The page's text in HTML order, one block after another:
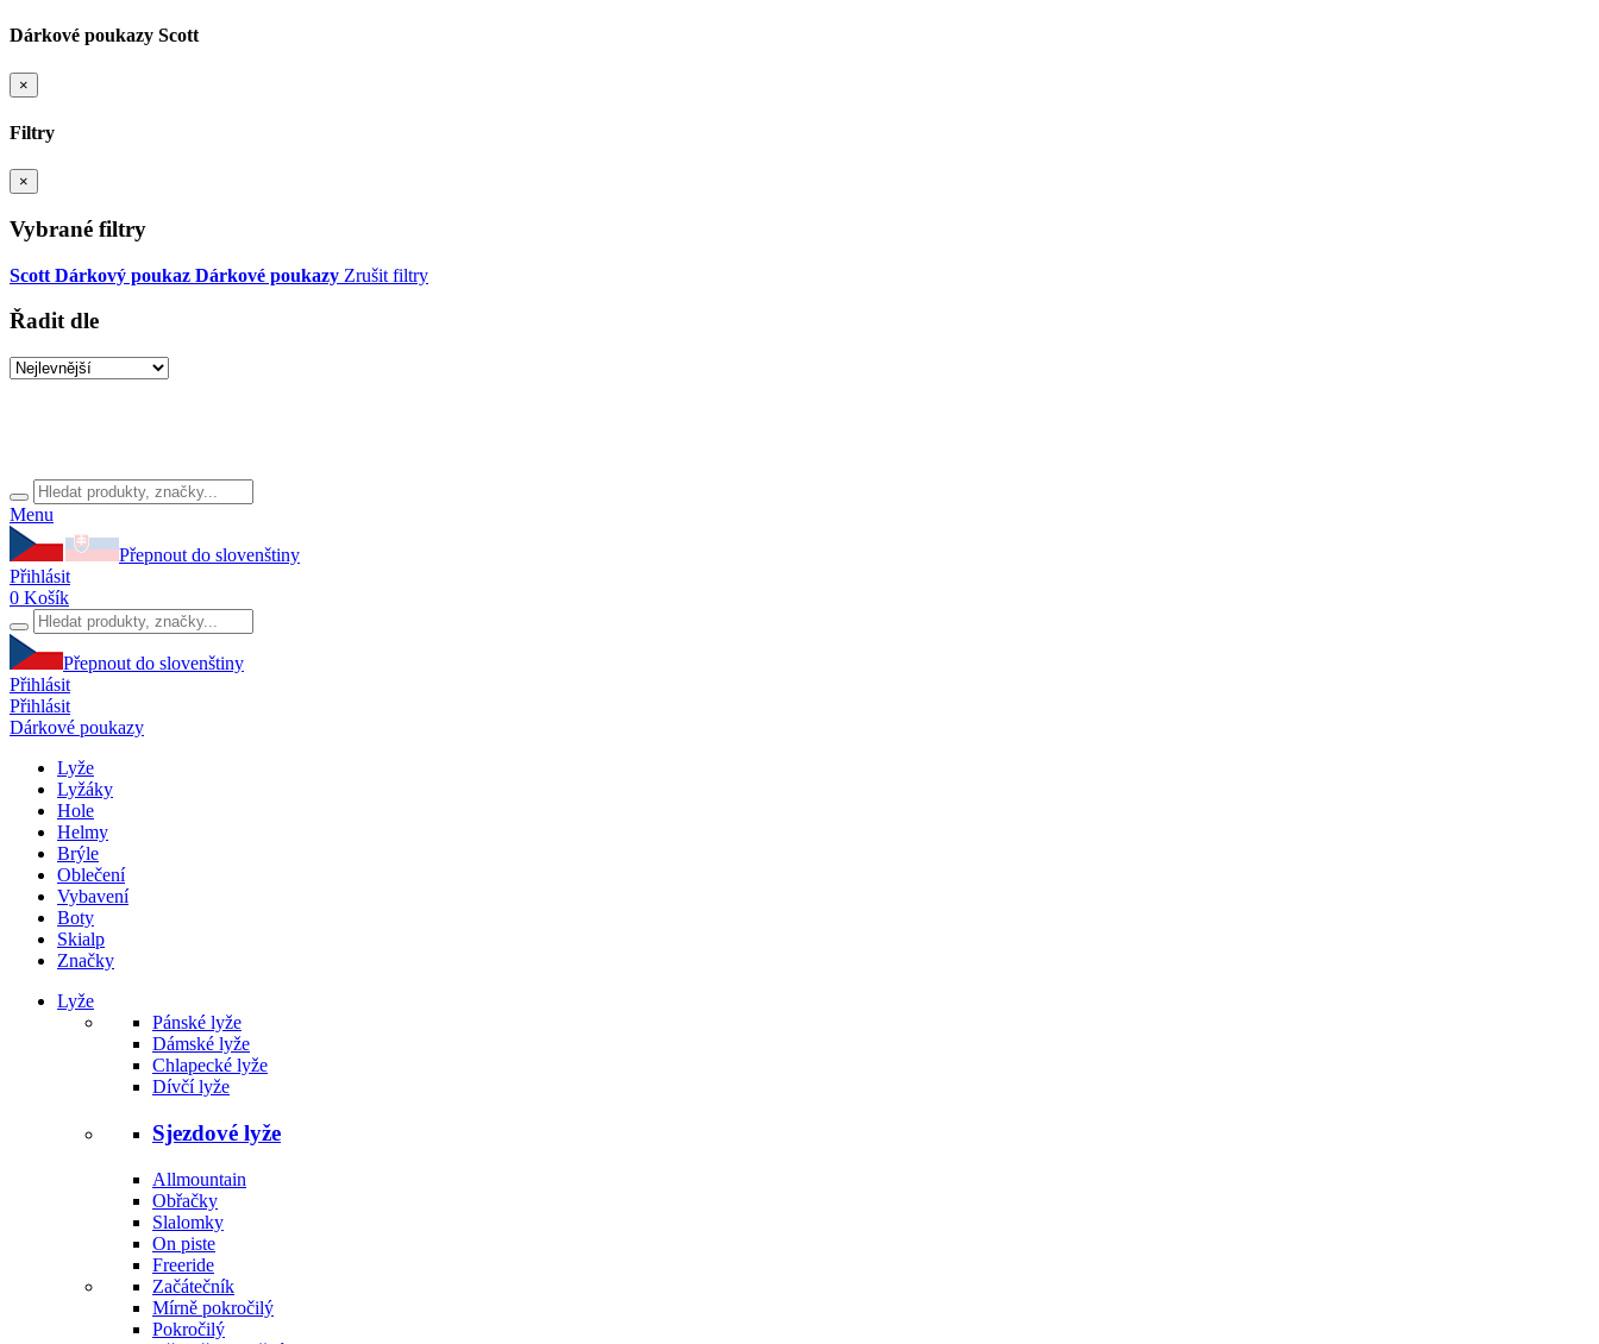
Dárkové poukazy Scott
×
Filtry
×
Vybrané filtry
Scott Dárkový poukaz Dárkové poukazy Zrušit filtry
Řadit dle
Menu
Přepnout do slovenštiny
Přihlásit
0 Košík
Přepnout do slovenštiny
Přihlásit
Přihlásit
Dárkové poukazy
Lyže
Lyžáky
Hole
Helmy
Brýle
Oblečení
Vybavení
Boty
Skialp
Značky
Lyže
Pánské lyže
Dámské lyže
Chlapecké lyže
Dívčí lyže
Sjezdové lyže
Allmountain
Obřačky
Slalomky
On piste
Freeride
Začátečník
Mírně pokročilý
Pokročilý